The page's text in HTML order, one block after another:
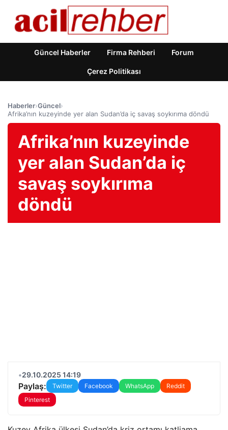
Güncel Haberler Firma Rehberi Forum
Çerez Politikası
Haberler›Güncel›
Afrika’nın kuzeyinde yer alan Sudan’da iç savaş soykırıma döndü
Afrika’nın kuzeyinde
yer alan Sudan’da iç
savaş soykırıma
döndü
•29.10.2025 14:19
Paylaş: Twitter Facebook WhatsApp
Reddit
Pinterest